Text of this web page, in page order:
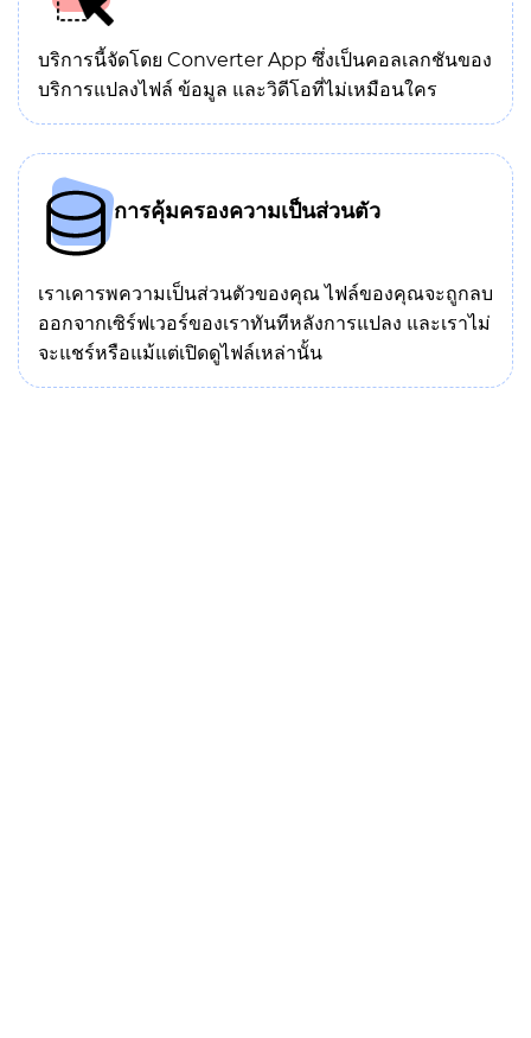
บริการนี้จัดโดย Converter App ซึ่งเป็นคอลเลกชันของ
บริการแปลงไฟล์ ข้อมูล และวิดีโอที่ไม่เหมือนใคร
การคุ้มครองความเป็นส่วนตัว
เราเคารพความเป็นส่วนตัวของคุณ ไฟล์ของคุณจะถูกลบ
ออกจากเซิร์ฟเวอร์ของเราทันทีหลังการแปลง และเราไม่
จะแชร์หรือแม้แต่เปิดดูไฟล์เหล่านั้น